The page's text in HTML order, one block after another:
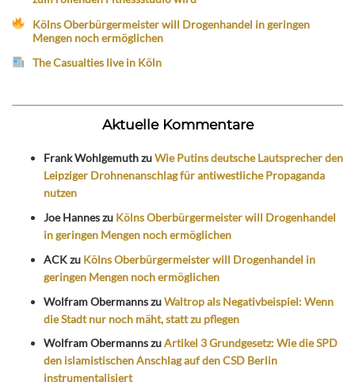
Kölns Oberbürgermeister will Drogenhandel in geringen
Mengen noch ermöglichen
The Casualties live in Köln
Aktuelle Kommentare
Frank WohlgemuthzuWie Putins deutsche Lautsprecher den
Leipziger Drohnenanschlag für antiwestliche Propaganda
nutzen
Joe Hanneszu Kölns Oberbürgermeister will Drogenhandel
in geringen Mengen noch ermöglichen
ACKzu Kölns Oberbürgermeister will Drogenhandel in
geringen Mengen noch ermöglichen
Wolfram ObermannszuWaltrop als Negativbeispiel: Wenn
die Stadt nur noch mäht, statt zu pflegen
Wolfram ObermannszuArtikel 3 Grundgesetz: Wie die SPD
den islamistischen Anschlag auf den CSD Berlin
instrumentalisiert